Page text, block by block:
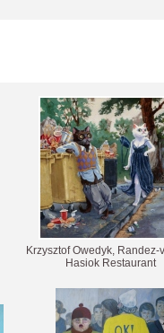
Krzysztof Owedyk, Randez-
Hasiok Restaurant